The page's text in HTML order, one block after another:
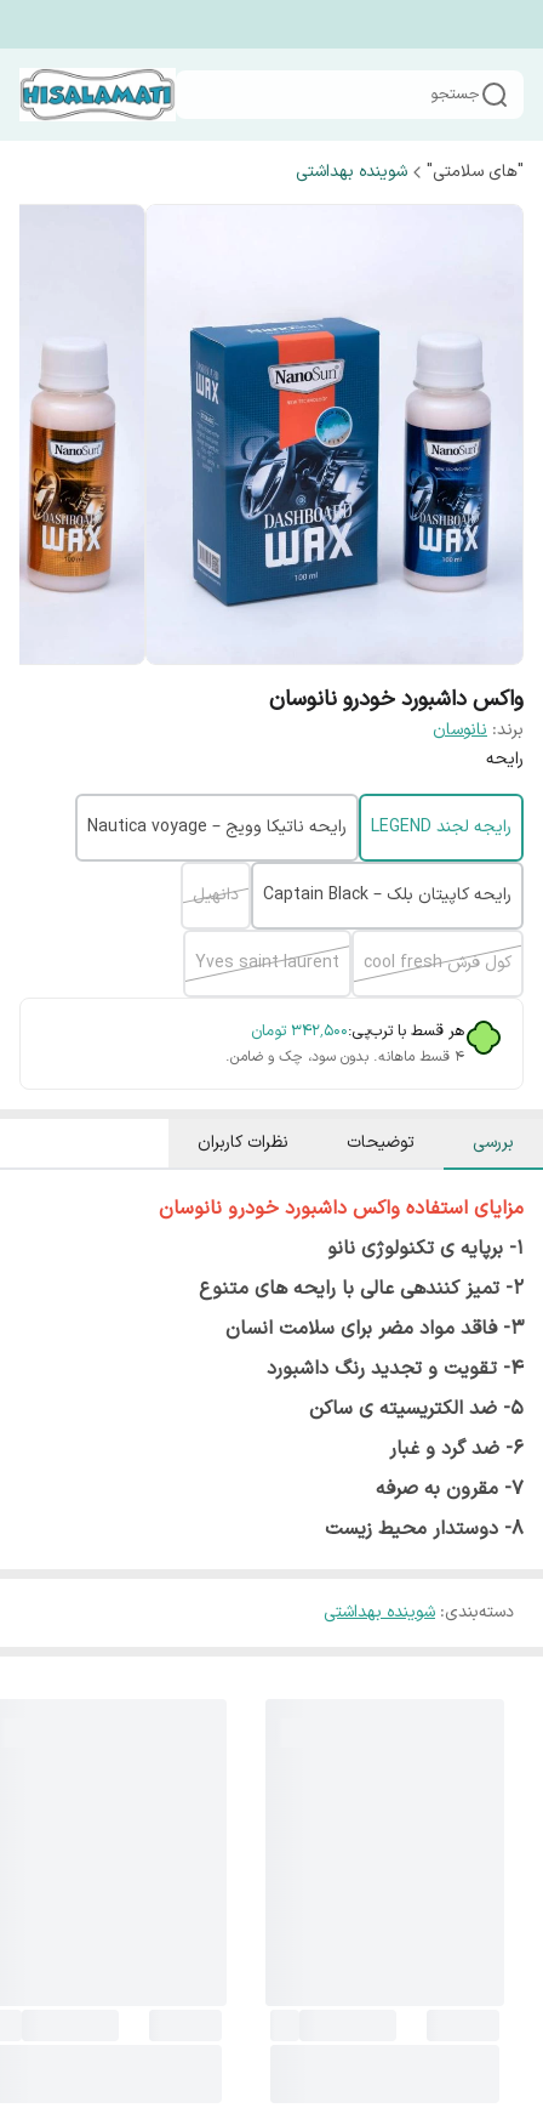
جستجو
"های سلامتی" شوینده بهداشتی
واکس داشبورد خودرو نانوسان
برند: نانوسان
رایحه
رایجه لجند LEGEND رایحه ناتیکا وویج – Nautica voyage
رایحه کاپیتان بلک – Captain Black دانهیل
کول فرش cool fresh Yves saint laurent
هر قسط با ترب‌پی:۳۴۲٬۵۰۰ تومان
۴ قسط ماهانه. بدون سود، چک و ضامن.
بررسی توضیحات نظرات کاربران
مزایای استفاده واکس داشبورد خودرو نانوسان
1- برپایه ی تکنولوژی نانو
2- تمیز کنندهی عالی با رایحه های متنوع
3- فاقد مواد مضر برای سلامت انسان
4- تقویت و تجدید رنگ داشبورد
5- ضد الکتریسیته ی ساکن
6- ضد گرد و غبار
7- مقرون به صرفه
8- دوستدار محیط زیست
دسته‌بندی: شوینده بهداشتی